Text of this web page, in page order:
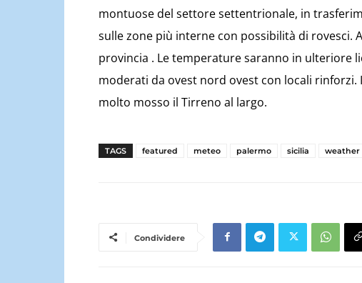
montuose del settore settentrionale, in
sulle zone più interne con possibilità di rovesci.
provincia . Le temperature saranno in ulteriore
moderati da ovest nord ovest con locali
molto mosso il Tirreno al largo.
TAGS featured meteo palermo sicilia weather
Condividere